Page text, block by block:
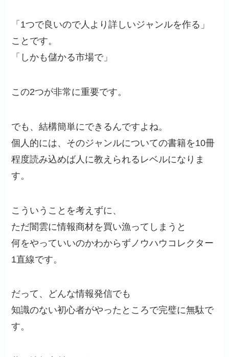
「1つで良いので人より詳しいジャンルを作る」
ことです。
「しかも儲かる市場で」
この2つが非常に重要です。
でも、結構簡単にできるんですよね。
個人的には、そのジャンルについての書籍を10冊
程度読み込めば人に教えられるレベルになりま
す。
こういうことを考えずに、
ただ闇雲に情報商材を買い漁ってしまうと
何をやっていいのかわからずノウハウコレクター
1直線です。
だって、どんな情報発信でも
知識のない初心者がやったところで完璧に無駄で
す。